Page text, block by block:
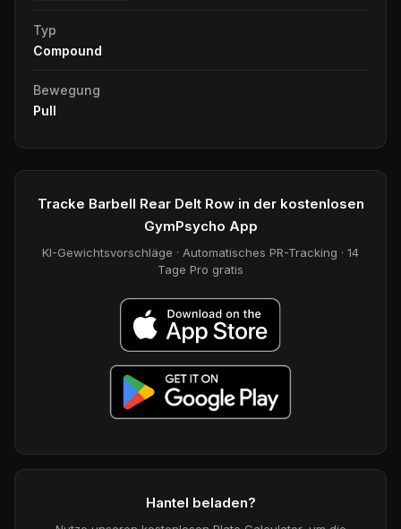
Typ
Compound
Bewegung
Pull
Tracke Barbell Rear Delt Row in der kostenlosen
GymPsycho App
KI-Gewichtsvorschläge · Automatisches PR-Tracking · 14
Tage Pro gratis
Hantel beladen?